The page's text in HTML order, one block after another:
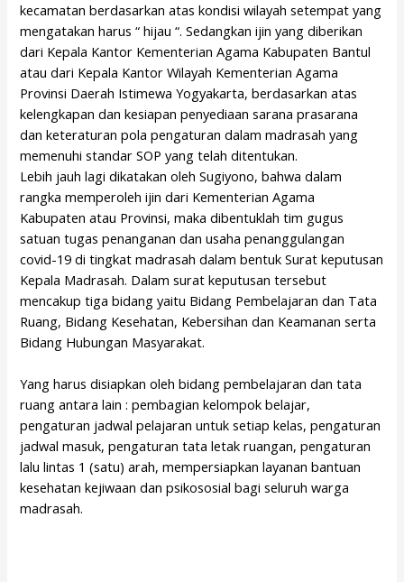
kecamatan berdasarkan atas kondisi wilayah setempat yang
mengatakan harus “ hijau “. Sedangkan ijin yang diberikan
dari Kepala Kantor Kementerian Agama Kabupaten Bantul
atau dari Kepala Kantor Wilayah Kementerian Agama
Provinsi Daerah Istimewa Yogyakarta, berdasarkan atas
kelengkapan dan kesiapan penyediaan sarana prasarana
dan keteraturan pola pengaturan dalam madrasah yang
memenuhi standar SOP yang telah ditentukan.
Lebih jauh lagi dikatakan oleh Sugiyono, bahwa dalam
rangka memperoleh ijin dari Kementerian Agama
Kabupaten atau Provinsi, maka dibentuklah tim gugus
satuan tugas penanganan dan usaha penanggulangan
covid-19 di tingkat madrasah dalam bentuk Surat keputusan
Kepala Madrasah. Dalam surat keputusan tersebut
mencakup tiga bidang yaitu Bidang Pembelajaran dan Tata
Ruang, Bidang Kesehatan, Kebersihan dan Keamanan serta
Bidang Hubungan Masyarakat.
Yang harus disiapkan oleh bidang pembelajaran dan tata
ruang antara lain : pembagian kelompok belajar,
pengaturan jadwal pelajaran untuk setiap kelas, pengaturan
jadwal masuk, pengaturan tata letak ruangan, pengaturan
lalu lintas 1 (satu) arah, mempersiapkan layanan bantuan
kesehatan kejiwaan dan psikososial bagi seluruh warga
madrasah.